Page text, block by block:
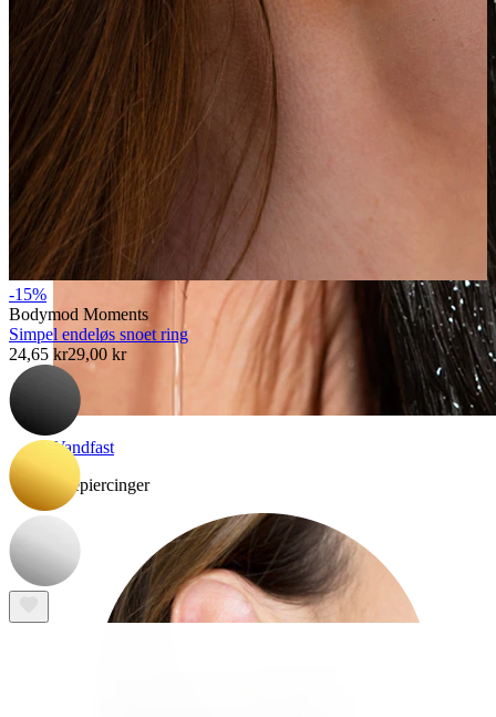
Vandfast
Ørepiercinger
-15%
Bodymod Moments
Simpel endeløs snoet ring
24,65 kr29,00 kr